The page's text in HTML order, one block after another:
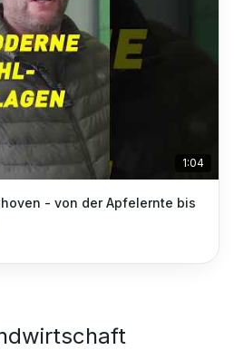
1:04
- von der Apfelernte bis